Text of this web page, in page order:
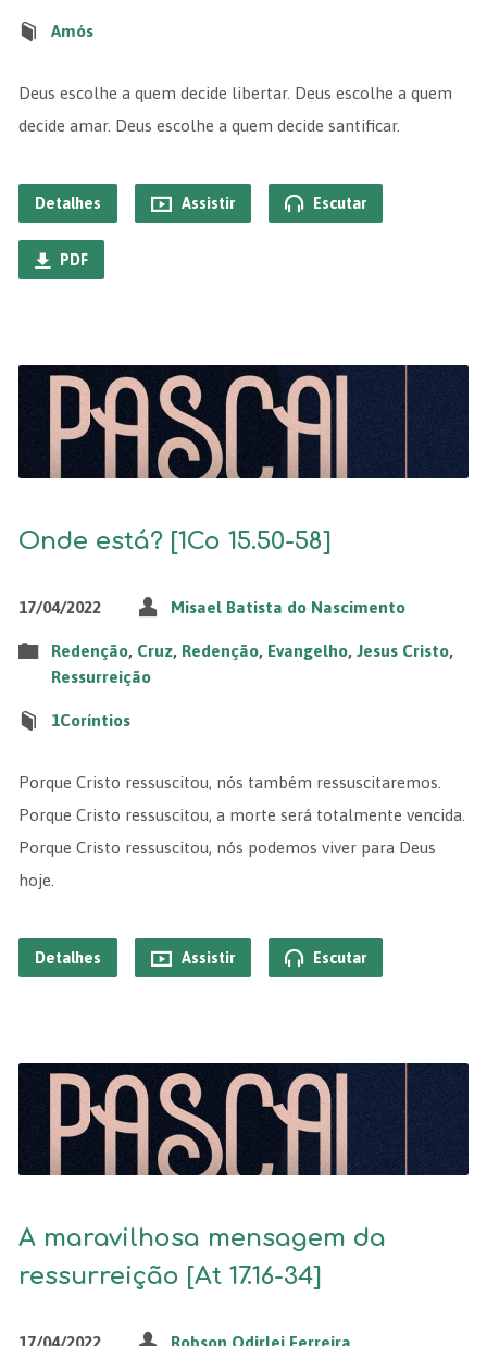
Amós
Deus escolhe a quem decide libertar. Deus escolhe a quem
decide amar. Deus escolhe a quem decide santificar.
Detalhes Assistir Escutar
PDF
Onde está? [1Co 15.50-58]
17/04/2022 Misael Batista do Nascimento
Redenção, Cruz, Redenção, Evangelho, Jesus Cristo,
Ressurreição
1Coríntios
Porque Cristo ressuscitou, nós também ressuscitaremos.
Porque Cristo ressuscitou, a morte será totalmente vencida.
Porque Cristo ressuscitou, nós podemos viver para Deus
hoje.
Detalhes Assistir Escutar
A maravilhosa mensagem da
ressurreição [At 17.16-34]